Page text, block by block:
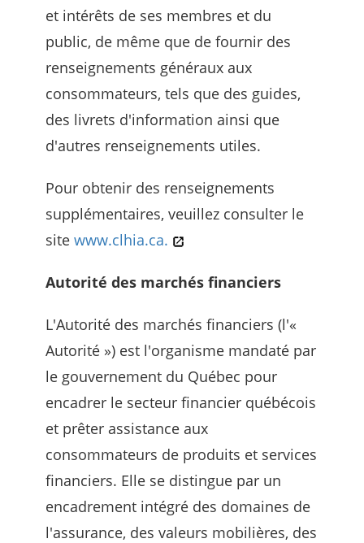
et intérêts de ses membres et du
public, de même que de fournir des
renseignements généraux aux
consommateurs, tels que des guides,
des livrets d'information ainsi que
d'autres renseignements utiles.
Pour obtenir des renseignements
supplémentaires, veuillez consulter le
site www.clhia.ca.
Autorité des marchés financiers
L'Autorité des marchés financiers (l'«
Autorité ») est l'organisme mandaté par
le gouvernement du Québec pour
encadrer le secteur financier québécois
et prêter assistance aux
consommateurs de produits et services
financiers. Elle se distingue par un
encadrement intégré des domaines de
l'assurance, des valeurs mobilières, des